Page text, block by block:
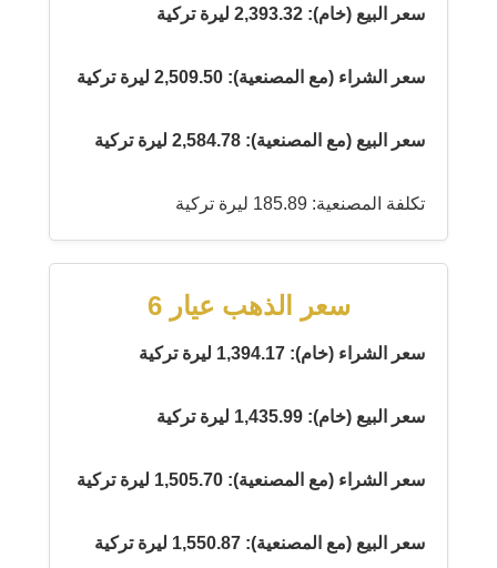
سعر البيع (خام): 2,393.32 ليرة تركية
سعر الشراء (مع المصنعية): 2,509.50 ليرة تركية
سعر البيع (مع المصنعية): 2,584.78 ليرة تركية
تكلفة المصنعية: 185.89 ليرة تركية
سعر الذهب عيار 6
سعر الشراء (خام): 1,394.17 ليرة تركية
سعر البيع (خام): 1,435.99 ليرة تركية
سعر الشراء (مع المصنعية): 1,505.70 ليرة تركية
سعر البيع (مع المصنعية): 1,550.87 ليرة تركية